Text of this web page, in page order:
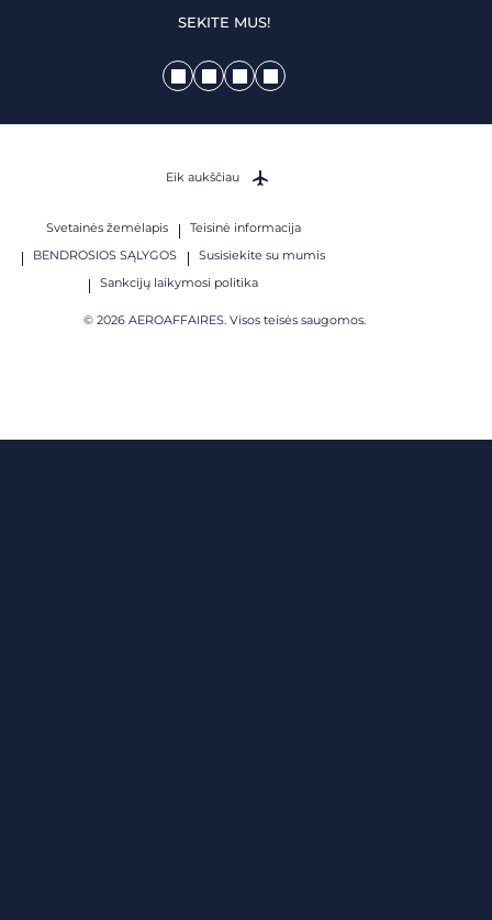
SEKITE MUS!
Svetainės žemėlapis
Teisinė informacija
BENDROSIOS SĄLYGOS
Susisiekite su mumis
Sankcijų laikymosi politika
© 2026 AEROAFFAIRES. Visos teisės saugomos.
Eik aukščiau